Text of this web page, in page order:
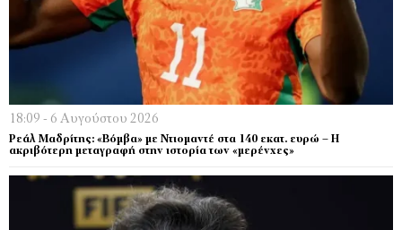
18:09 - 6 Αυγούστου 2026
Ρεάλ Μαδρίτης: «Βόμβα» με Ντιομαντέ στα 140 εκατ. ευρώ – Η
ακριβότερη μεταγραφή στην ιστορία των «μερένχες»